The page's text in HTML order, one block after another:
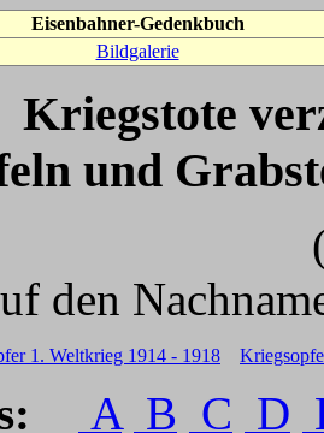
Eisenbahner-Gedenkbuch
Bildgalerie
Kriegstote
und
den
1. Weltkrieg 1914 - 1918
A B C D